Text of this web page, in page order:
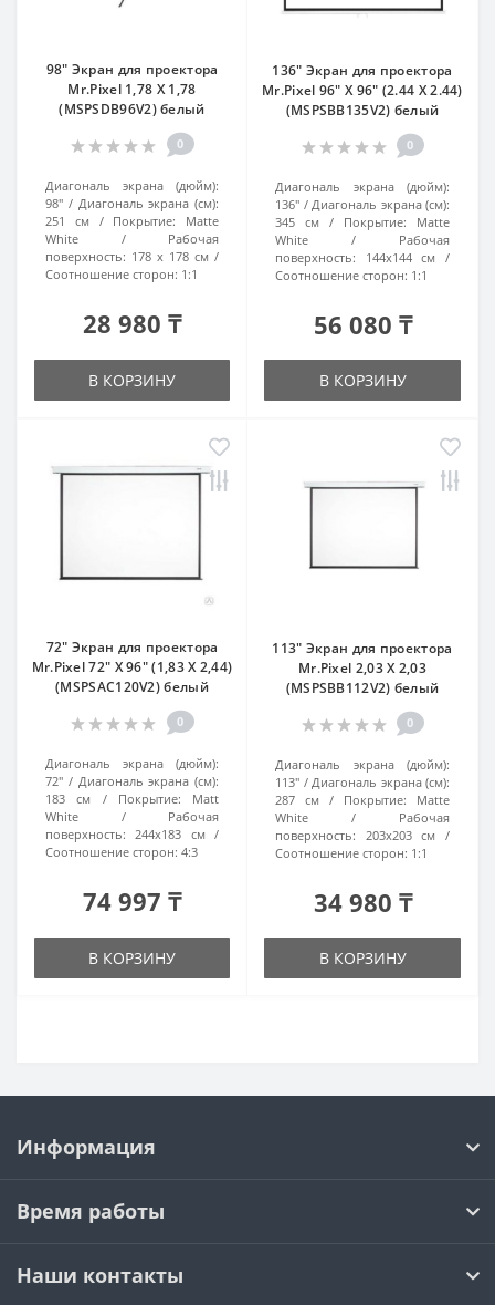
98" Экран для проектора
Mr.Pixel 1,78 X 1,78
(MSPSDB96V2) белый
0
Диагональ экрана (дюйм):
98"
Диагональ экрана (см):
251 см
Покрытие:
Matte
White
Рабочая
поверхность: 178 x 178 см
Соотношение сторон: 1:1
28 980 ₸
В КОРЗИНУ
136" Экран для проектора
Mr.Pixel 96" X 96" (2.44 X 2.44)
(MSPSBB135V2) белый
0
Диагональ экрана (дюйм):
136"
Диагональ экрана (см):
345 см
Покрытие:
Matte
White
Рабочая
поверхность:
144x144 см
Соотношение сторон: 1:1
56 080 ₸
В КОРЗИНУ
72" Экран для проектора
Mr.Pixel 72" X 96" (1,83 X 2,44)
(MSPSAC120V2) белый
0
Диагональ экрана (дюйм):
72"
Диагональ экрана (см):
183 см
Покрытие:
Matt
White
Рабочая
поверхность:
244x183 см
Соотношение сторон: 4:3
74 997 ₸
В КОРЗИНУ
113" Экран для проектора
Mr.Pixel 2,03 X 2,03
(MSPSBB112V2) белый
0
Диагональ экрана (дюйм):
113"
Диагональ экрана (см):
287 см
Покрытие:
Matte
White
Рабочая
поверхность:
203x203 см
Соотношение сторон: 1:1
34 980 ₸
В КОРЗИНУ
Информация
Время работы
Наши контакты